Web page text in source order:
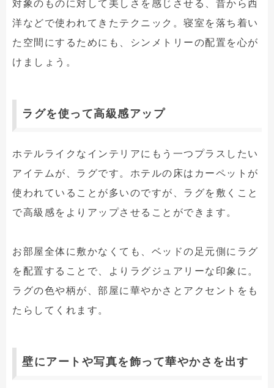
対象のものに対して美しさを感じさせる、昔から西
洋などで使われてきたテクニック。寝室を落ち着い
た空間にするためにも、シンメトリーの配置を心が
けましょう。
ラグを使って高級感アップ
ホテルライクなインテリアにもう一つプラスしたい
アイテムが、ラグです。ホテルの床はカーペットが
使われていることが多いのですが、ラグを敷くこと
で高級感をよりアップさせることができます。
お部屋全体に敷かなくても、ベッドの足元側にラグ
を配置することで、よりラグジュアリーな印象に。
ラグの色や柄が、部屋に華やかさとアクセントをも
たらしてくれます。
壁にアートや写真を飾って華やかさを出す